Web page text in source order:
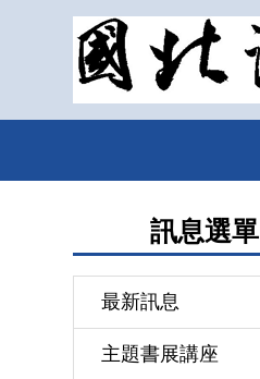
訊息選單
最新訊息
主題書展講座